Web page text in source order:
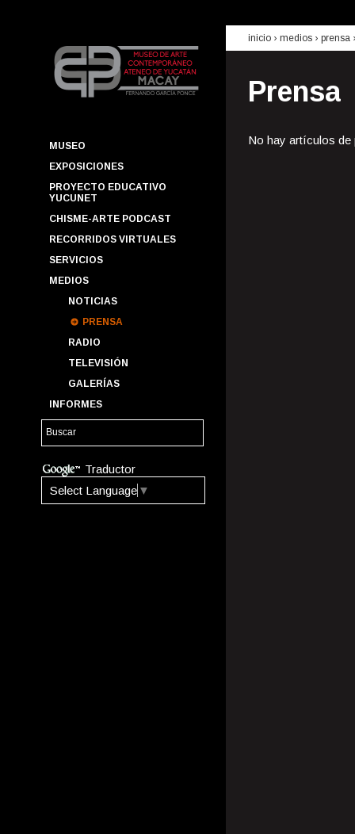
MUSEO
EXPOSICIONES
PROYECTO EDUCATIVO
YUCUNET
CHISME-ARTE PODCAST
RECORRIDOS VIRTUALES
SERVICIOS
MEDIOS
NOTICIAS
PRENSA
RADIO
TELEVISIÓN
GALERÍAS
INFORMES
Traductor
Select Language ▼
inicio › medios › prensa
Prensa
No hay artículos de